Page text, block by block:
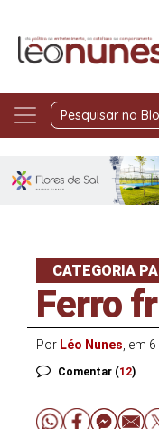
CATEGORIA
Ferro
Por Léo Nunes , em
Comentar (12)